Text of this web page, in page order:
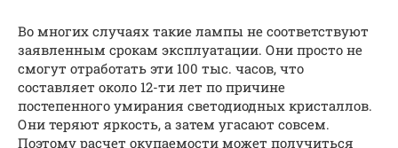
Во многих случаях такие лампы не соответствуют
заявленным срокам эксплуатации. Они просто не
смогут отработать эти 100 тыс. часов, что
составляет около 12-ти лет по причине
постепенного умирания светодиодных кристаллов.
Они теряют яркость, а затем угасают совсем.
Поэтому расчет окупаемости может получиться